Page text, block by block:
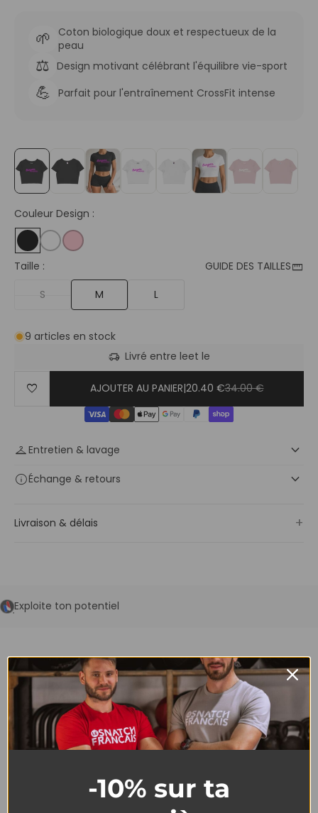
🌱
Coton biologique doux et respectueux de la
peau
⚖️ Design motivant célébrant l'équilibre vie-sport
💪 Parfait pour l'entraînement CrossFit intense
Couleur Design :
Taille : GUIDE DES TAILLESstraighten
S M L
9 articles en stock
delivery_truck_speed Livré entre leet le
favorite AJOUTER AU PANIER|20.40 €34.00 €
checkroomEntretien & lavage keyboard_arrow_down
infoÉchange & retours keyboard_arrow_down
Livraison & délais +
Exploite ton potentiel
DESCRIPTION CARACTÉRISTIQUES
-10% sur ta